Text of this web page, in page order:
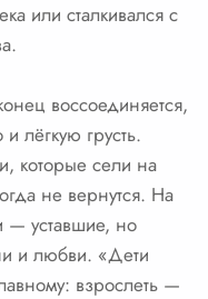
или сталкивался с
воссоединяется,
лёгкую грусть.
которые сели на
не вернутся. На
— уставшие, но
и любви. «Дети
взрослеть —